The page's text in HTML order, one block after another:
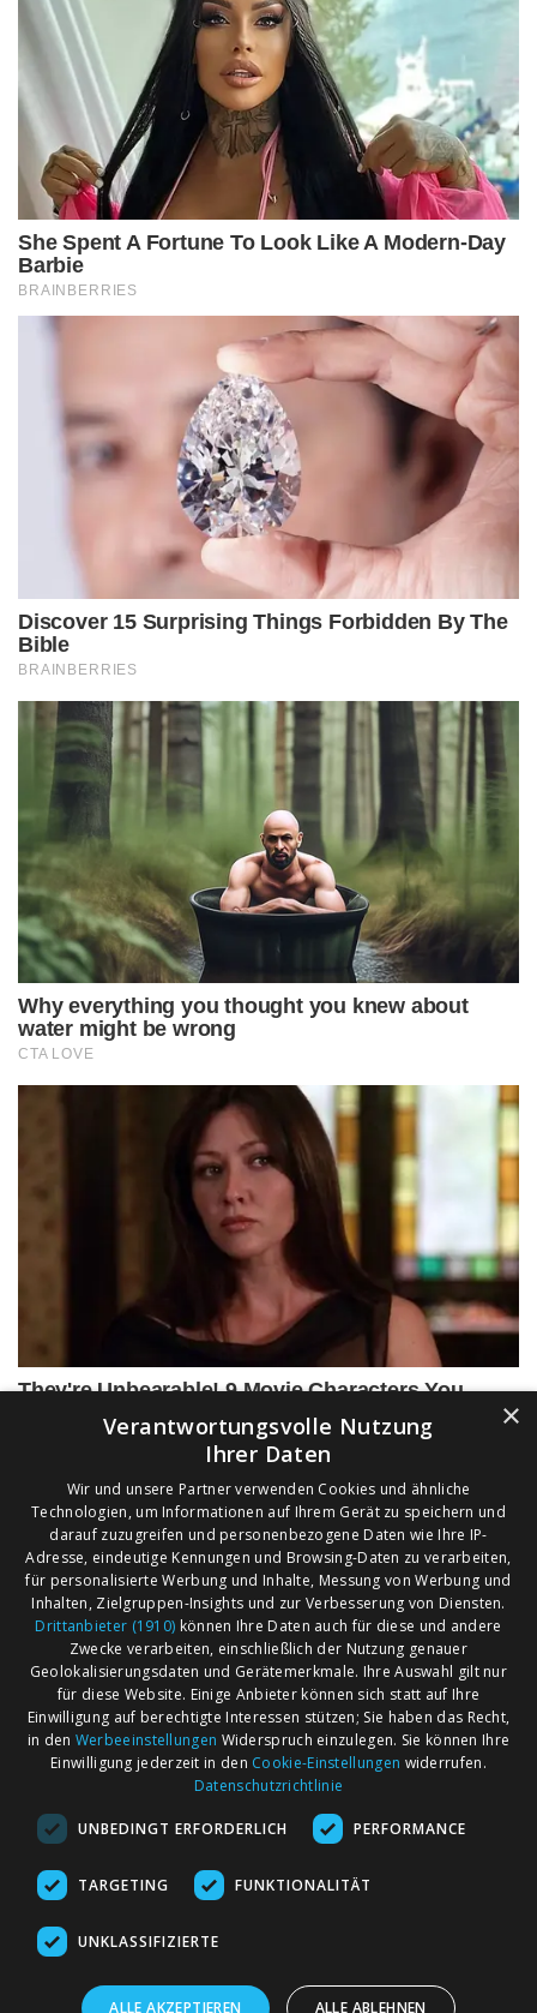
AGB
Impressum
Kontakt
Märkte nach Bundesländern
Märkte nach PLZ
Märkte nach Umkreis
Flohmarkt
×
Verantwortungsvolle Nutzung
Ihrer Daten
Wir und unsere Partner verwenden Cookies und ähnliche
Technologien, um Informationen auf Ihrem Gerät zu speichern und
darauf zuzugreifen und personenbezogene Daten wie Ihre IP-
Adresse, eindeutige Kennungen und Browsing-Daten zu verarbeiten,
für personalisierte Werbung und Inhalte, Messung von Werbung und
Inhalten, Zielgruppen-Insights und zur Verbesserung von Diensten.
Drittanbieter (1910) können Ihre Daten auch für diese und andere
Zwecke verarbeiten, einschließlich der Nutzung genauer
Geolokalisierungsdaten und Gerätemerkmale. Ihre Auswahl gilt nur
für diese Website. Einige Anbieter können sich statt auf Ihre
Einwilligung auf berechtigte Interessen stützen; Sie haben das Recht,
in den Werbeeinstellungen Widerspruch einzulegen. Sie können Ihre
Einwilligung jederzeit in den Cookie-Einstellungen widerrufen.
Datenschutzrichtlinie
UNBEDINGT ERFORDERLICH PERFORMANCE
TARGETING FUNKTIONALITÄT
UNKLASSIFIZIERTE
ALLE AKZEPTIEREN ALLE ABLEHNEN